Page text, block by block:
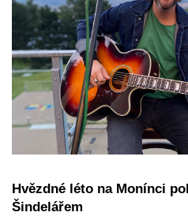
Hvězdné léto na Monínci
Šindelářem